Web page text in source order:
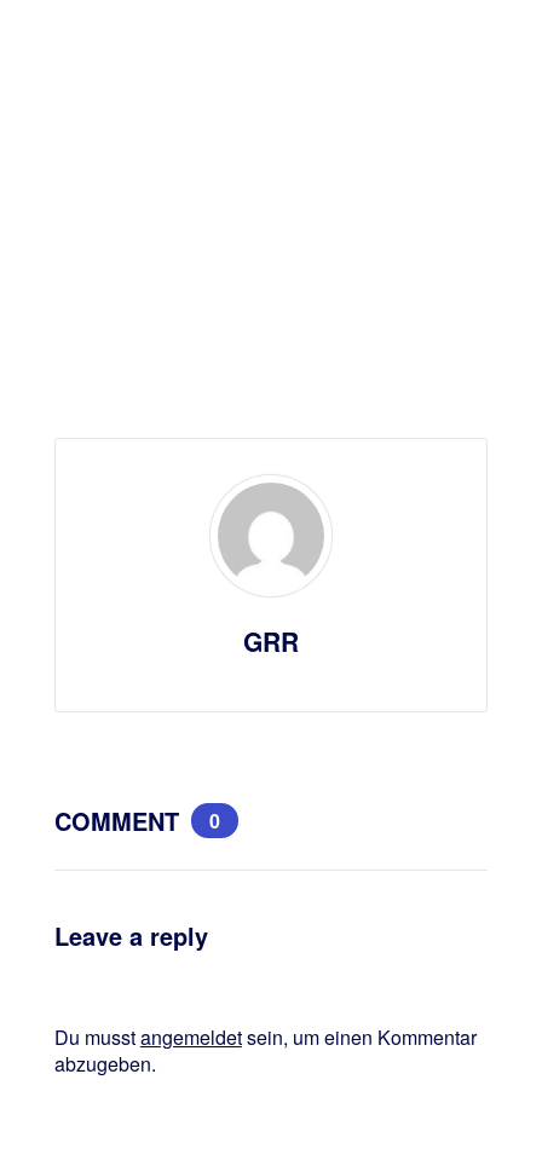
GRR
COMMENT 0
Leave a reply
Du musstangemeldetsein, um einen Kommentar
abzugeben.